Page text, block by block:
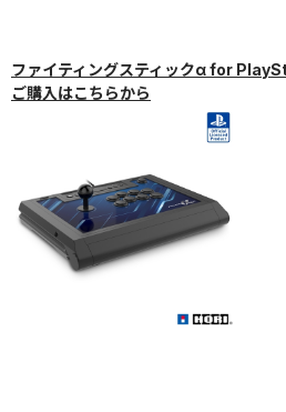
ファイティングスティックα for
ご購入はこちらから